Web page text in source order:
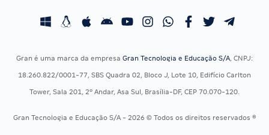
Concursos Fiscais
Concursos Saúde
Residência Multiprofissional
Calendário OAB
Gran é uma marca da empresa Gran Tecnologia e Educação S/A, CNPJ:
18.260.822/0001-77, SBS Quadra 02, Bloco J, Lote 10, Edifício Carlton
Tower, Sala 201, 2º Andar, Asa Sul, Brasília-DF, CEP 70.070-120.
Gran Tecnologia e Educação S/A - 2026 © Todos os direitos reservados ®